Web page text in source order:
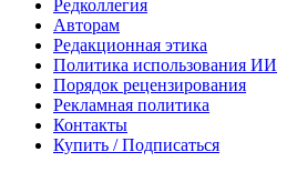
Редколлегия
Авторам
Редакционная этика
Политика использования ИИ
Порядок рецензирования
Рекламная политика
Контакты
Купить / Подписаться